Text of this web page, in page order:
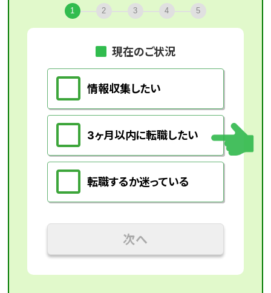
1 2 3 4 5
現在のご状況
情報収集したい
3ヶ月以内に転職したい
転職するか迷っている
次へ